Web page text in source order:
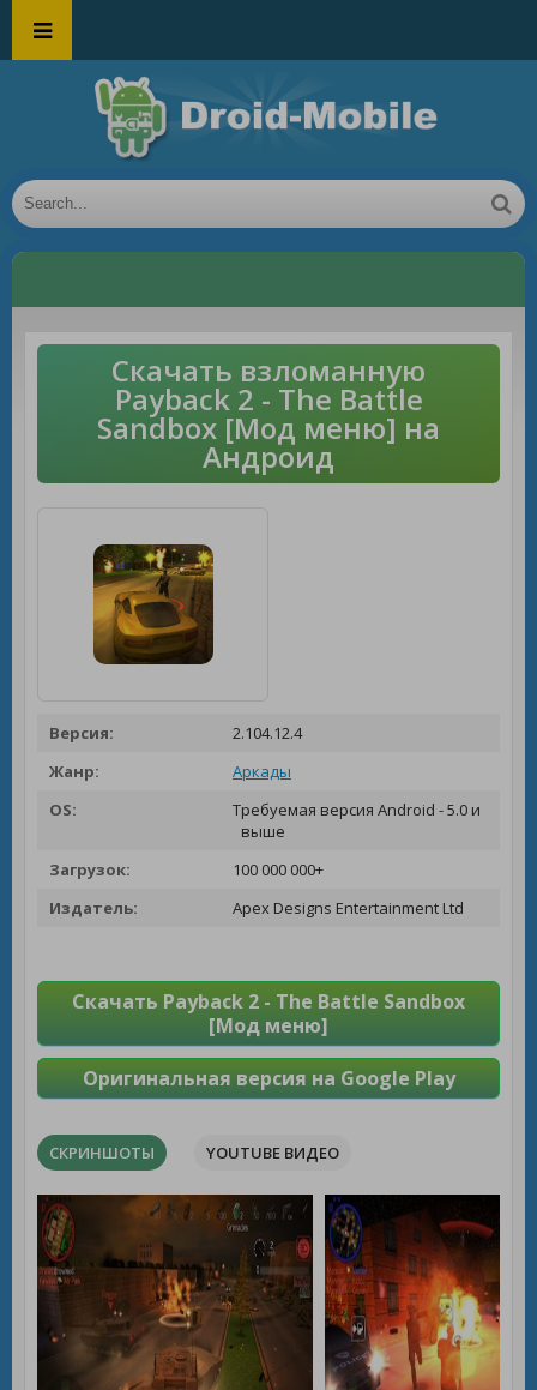
Скачать взломанную
Payback 2 - The Battle
Sandbox [Мод меню] на
Андроид
Версия:
2.104.12.4
Жанр:
Аркады
OS:
Требуемая версия Android - 5.0 и
выше
Загрузок:
100 000 000+
Издатель:
Apex Designs Entertainment Ltd
Скачать Payback 2 - The Battle Sandbox
[Мод меню]
Оригинальная версия на Google Play
СКРИНШОТЫ YOUTUBE ВИДЕО